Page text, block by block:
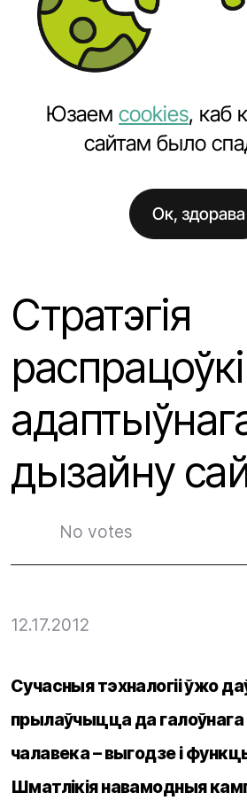
Навіны
Стратэгія распрацоўкі
Стратэгія
распрацоўкі
дызайну
No votes
12.17.2012
Сучасныя тэхналогіі ўжо
прылаўчыцца да
чалавека – выгодзе і
Шматлікія навамодныя
Юзаем cookies, каб
сайтам было
Ок, здорава